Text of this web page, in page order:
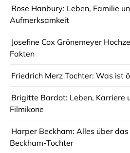
Rose Hanbury: Leben, Familie
Aufmerksamkeit
Josefine Cox Grönemeyer
Fakten
Friedrich Merz Tochter: Was ist
Brigitte Bardot: Leben, Karriere
Filmikone
Harper Beckham: Alles über
Beckham-Tochter